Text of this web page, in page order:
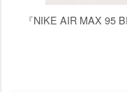
『NIKE AIR MAX 95